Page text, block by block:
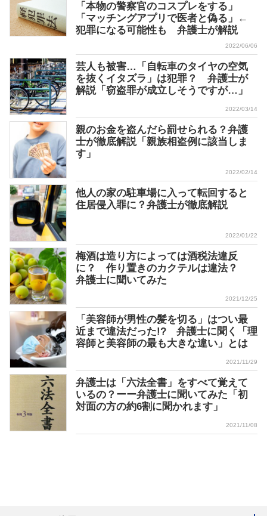
「本物の警察官のコスプレをする」
「マッチングアプリで医者と偽る」←
犯罪になる可能性も 弁護士が解説
2022/06/06
芸人も被害…「自転車のタイヤの空気
を抜くイタズラ」は犯罪？ 弁護士が
解説「窃盗罪が成立しそうですが…」
2022/03/14
親のお金を盗んだら罰せられる？弁護
士が徹底解説「親族相盗例に該当しま
す」
2022/02/14
他人の家の駐車場に入って転回すると
住居侵入罪に？弁護士が徹底解説
2022/01/22
梅酒は造り方によっては酒税法違反
に？ 作り置きのカクテルは違法？
弁護士に聞いてみた
2021/12/25
「美容師が男性の髪を切る」はつい最
近まで違法だった!? 弁護士に聞く「理
容師と美容師の最も大きな違い」とは
2021/11/29
弁護士は「六法全書」をすべて覚えて
いるの？ーー弁護士に聞いてみた「初
対面の方の約6割に聞かれます」
2021/11/08